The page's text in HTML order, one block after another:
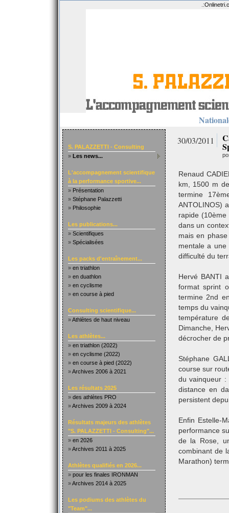
.:
S. PALAZZETTI - Consulting
» Les news...
L'accompagnement scientifique
à la performance sportive...
» Présentation
» Stéphane Palazzetti
» Philosophie
Les publications...
» Scientifiques
» Spécialisées
Les packs d'entraînement...
» en triathlon
» en duathlon
» en cyclisme
» en course à pied
Consulting scientifique...
»Athlètes de haut niveau
Les athlètes...
» en triathlon (2022)
» en cyclisme (2022)
» en course à pied (2022)
»Archives 2006 à 2021
Les résultats 2025
» des athlètes PRO
»Archives 2009 à 2024
Résultats majeurs des athlètes
"S. PALAZZETTI - Consulting"...
» en 2026
»Archives 2011 à 2025
Athlètes qualifiés en 2026...
» pour les finales IRONMAN
»Archives 2014 à 2025
Les podiums des athlètes du
"Team"...
30/03/2011
Renaud
km, 1500 m
termine
ANTOLINOS)
rapide
dans un
mais en
mentale a une
difficulté du
Hervé BANTI
format sprint
termine 2nd
temps du
température
Dimanche,
décrocher de
Stéphane
course sur
du vainqueur :
distance en
persistent
Enfin Estelle-
performance
de la Rose,
combinant de
Marathon)